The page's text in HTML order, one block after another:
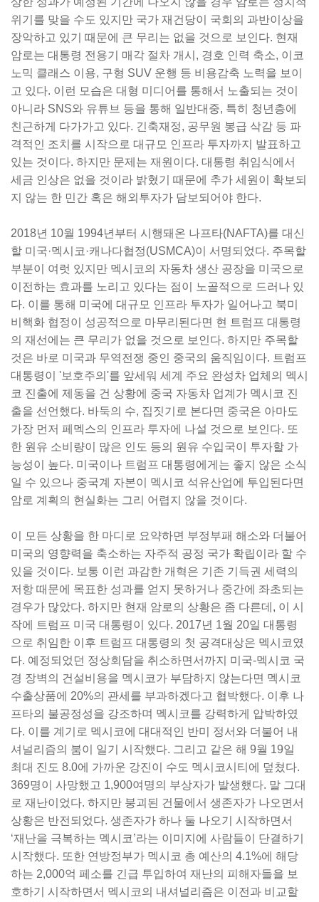
위기를 맞을 수도 있지만 국가 재건당이 국회의 과반이상을
장악하고 있기 때문에 큰 무리는 없을 것으로 보인다. 현재
암로는 대통령 전용기 매각 절차 개시, 경호 인력 축소, 이코
노믹 클래스 이용, 구형 SUV 운행 등 비용감축 노력을 보이
고 있다. 이런 모습은 대형 미디어를 통해서 노출되는 것이
아니라 SNS와 유튜브 등을 통해 일반대중, 특히 청년층에
친근하게 다가가고 있다. 긴축재정, 공무원 봉급 삭감 등 파
격적인 조치를 시작으로 대규모 인프라 투자까지 발표하고
있는 것이다. 하지만 문제는 재원이다. 대통령 취임식에서
세금 인상은 없을 것이라 밝혔기 때문에 추가 세원이 확보되
지 않는 한 민간 혹은 해외투자가 담보되어야 한다.
2018년 10월 1994년부터 시행돼온 나프타(NAFTA)를 대신
할 미국·멕시코·캐나다협정(USMCA)이 서명되었다. 주목할
부분이 여럿 있지만 멕시코의 자동차 생산 공장을 미국으로
이전하는 효과를 노리고 있다는 점이 노골적으로 드러나 있
다. 이를 통해 미국에 대규모 인프라 투자가 일어나고 북미
비핵화 협정이 성공적으로 마무리된다면 현 트럼프 대통령
의 재선에는 큰 무리가 없을 것으로 보인다. 하지만 주목할
것은 바로 미국과 무역전쟁 중인 중국의 움직임이다. 트럼프
대통령이 '보호주의'를 앞세워 세계 주요 완성차 업체의 멕시
코 진출에 제동을 건 상황에 중국 자동차 업계가 멕시코 진
출을 선언했다. 바둑의 수, 집짓기로 본다면 중국은 아마도
가장 먼저 페멕스의 인프라 투자에 나설 것으로 보인다. 또
한 원유 소비량이 많은 인도 등의 원유 수입국이 투자할 가
능성이 높다. 미국이나 트럼프 대통령에게는 좋지 않은 소식
일 수 있으나 중국계 자본이 멕시코 석유산업에 투입된다면
암로 계획의 현실화는 그리 어렵지 않을 것이다.
이 모든 상황을 한 마디로 요약하면 부정부패 해소와 더불어
미국의 영향력을 축소하는 자주적 공정 국가 확립이라 할 수
있을 것이다. 보통 이런 과감한 개혁은 기존 기득권 세력의
저항 때문에 목표한 성과를 얻지 못하거나 중간에 좌초되는
경우가 많았다. 하지만 현재 암로의 상황은 좀 다른데, 이 시
작에 트럼프 미국 대통령이 있다. 2017년 1월 20일 대통령
으로 취임한 이후 트럼프 대통령의 첫 공격대상은 멕시코였
다. 예정되었던 정상회담을 취소하면서까지 미국-멕시코 국
경 장벽의 건설비용을 멕시코가 부담하지 않는다면 멕시코
수출상품에 20%의 관세를 부과하겠다고 협박했다. 이후 나
프타의 불공정성을 강조하며 멕시코를 강력하게 압박하였
다. 이를 계기로 멕시코에 대대적인 반미 정서와 더불어 내
셔널리즘의 붐이 일기 시작했다. 그리고 같은 해 9월 19일
최대 진도 8.0에 가까운 강진이 수도 멕시코시티에 덮쳤다.
369명이 사망했고 1,900여명의 부상자가 발생했다. 말 그대
로 재난이었다. 하지만 붕괴된 건물에서 생존자가 나오면서
상황은 반전되었다. 생존자가 하나 둘 나오기 시작하면서
‘재난을 극복하는 멕시코’라는 이미지에 사람들이 단결하기
시작했다. 또한 연방정부가 멕시코 총 예산의 4.1%에 해당
하는 2,000억 페소를 긴급 투입하여 재난의 피해자들을 보
호하기 시작하면서 멕시코의 내셔널리즘은 이전과 비교할